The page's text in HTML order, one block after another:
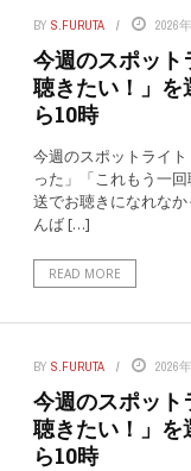
BY S.FURUTA 2026
今週のスポッ
聴きたい！」を
ら10時
今週のスポットライ
った」「これもう一
送でお聴きになれな
んば […]
READ MORE
BY S.FURUTA 2026
今週のスポッ
聴きたい！」を
ら10時